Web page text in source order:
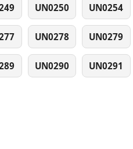
UN0250 UN0254
UN0278 UN0279
UN0290 UN0291